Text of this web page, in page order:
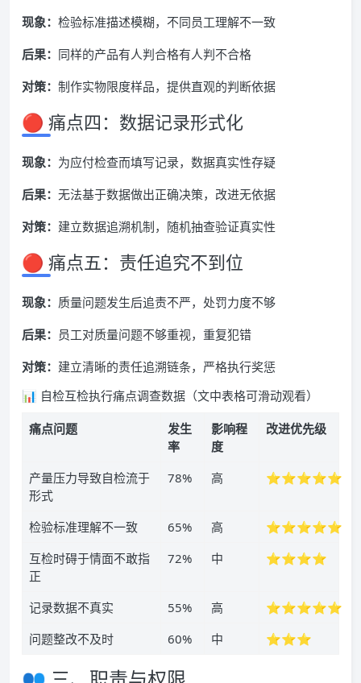
现象： 检验标准描述模糊，不同员工理解不一致
后果： 同样的产品有人判合格有人判不合格
对策： 制作实物限度样品，提供直观的判断依据
🔴 痛点四：数据记录形式化
现象： 为应付检查而填写记录，数据真实性存疑
后果： 无法基于数据做出正确决策，改进无依据
对策： 建立数据追溯机制，随机抽查验证真实性
🔴 痛点五：责任追究不到位
现象： 质量问题发生后追责不严，处罚力度不够
后果： 员工对质量问题不够重视，重复犯错
对策： 建立清晰的责任追溯链条，严格执行奖惩
📊 自检互检执行痛点调查数据（文中表格可滑动观看）
痛点问题
发生
率
影响程
度
改进优先级
产量压力导致自检流于
形式
78% 高 ⭐️⭐️⭐️⭐️⭐️
检验标准理解不一致 65% 高
⭐️⭐️⭐️⭐️⭐️
互检时碍于情面不敢指
正
72% 中 ⭐️⭐️⭐️⭐️
记录数据不真实 55% 高
⭐️⭐️⭐️⭐️⭐️
问题整改不及时
60% 中 ⭐️⭐️⭐️